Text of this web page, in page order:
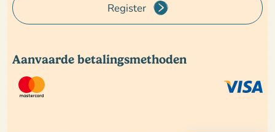
Register
Aanvaarde betalingsmethoden